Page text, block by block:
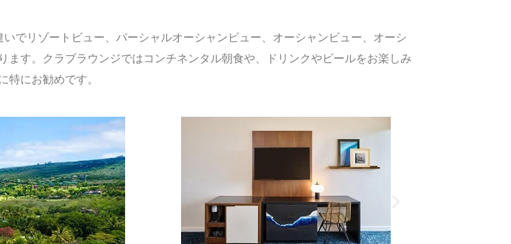
いでリゾートビュー、パーシャルオーシャンビュー、オーシャンビュー、オーシ
す。クラブラウンジではコンチネンタル朝食や、ドリンクやビールをお楽しみ
にお勧めです。